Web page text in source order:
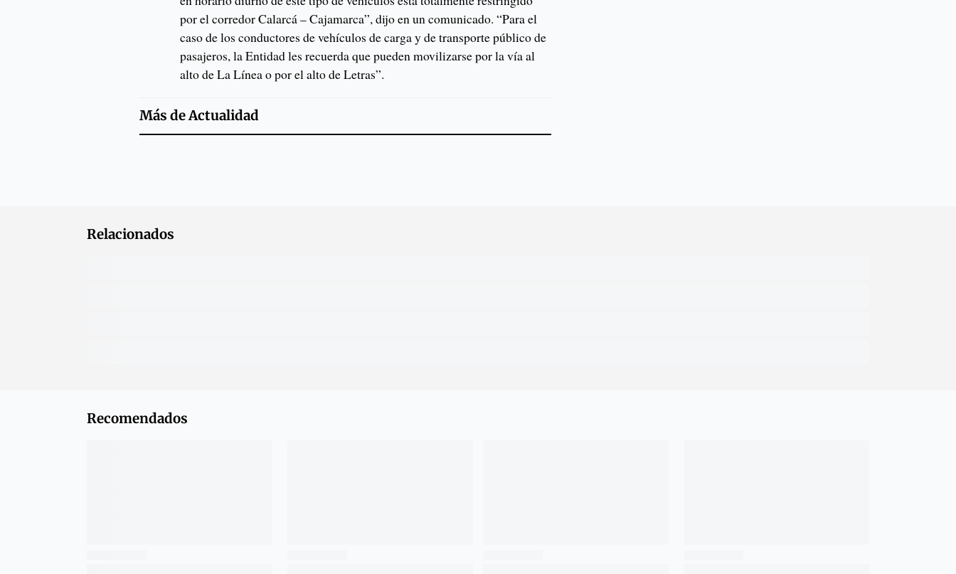
por el corredor Calarcá – Cajamarca”, dijo en un comunicado. “Para el
caso de los conductores de vehículos de carga y de transporte público de
pasajeros, la Entidad les recuerda que pueden movilizarse por la vía al
alto de La Línea o por el alto de Letras”.
Más deActualidad
Relacionados
Recomendados